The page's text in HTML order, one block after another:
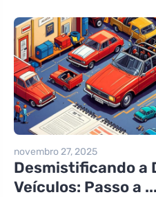
novembro 27, 2025
Desmistificando a
Veículos: Passo a ...